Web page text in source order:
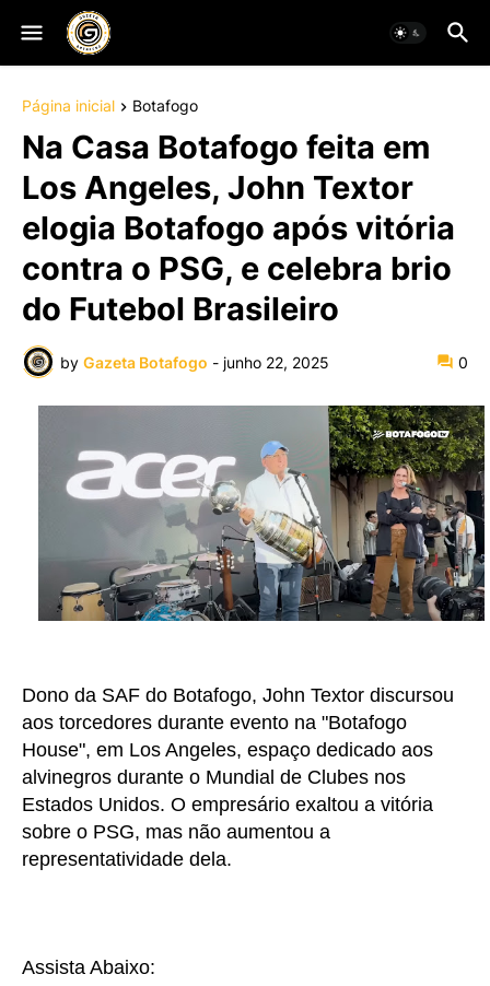
Página inicial Botafogo
Na Casa Botafogo feita em
Los Angeles, John Textor
elogia Botafogo após vitória
contra o PSG, e celebra brio
do Futebol Brasileiro
by Gazeta Botafogo - junho 22, 2025 0
Dono da SAF do Botafogo, John Textor discursou
aos torcedores durante evento na "Botafogo
House", em Los Angeles, espaço dedicado aos
alvinegros durante o Mundial de Clubes nos
Estados Unidos. O empresário exaltou a vitória
sobre o PSG, mas não aumentou a
representatividade dela.
Assista Abaixo: